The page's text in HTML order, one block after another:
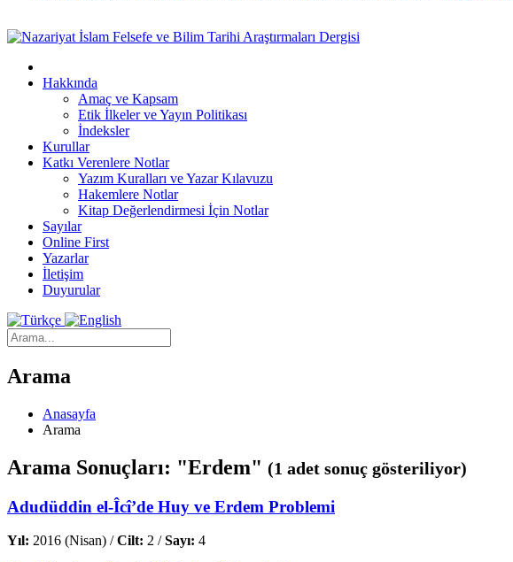
Hakkında
Amaç ve Kapsam
Etik İlkeler ve Yayın Politikası
İndeksler
Kurullar
Katkı Verenlere Notlar
Yazım Kuralları ve Yazar Kılavuzu
Hakemlere Notlar
Kitap Değerlendirmesi İçin Notlar
Sayılar
Online First
Yazarlar
İletişim
Duyurular
Arama
Anasayfa
Arama
Arama Sonuçları: "Erdem" (1 adet sonuç gösteriliyor)
Adudüddin el-Îcî’de Huy ve Erdem Problemi
Yıl: 2016 (Nisan) /Cilt: 2 /Sayı: 4